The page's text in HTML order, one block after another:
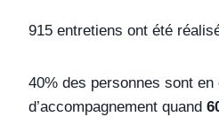
915 entretiens ont été
40% des personnes sont en
d’accompagnement quand